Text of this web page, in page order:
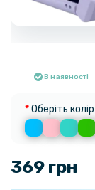
В наявності
Оберіть колір
369 грн